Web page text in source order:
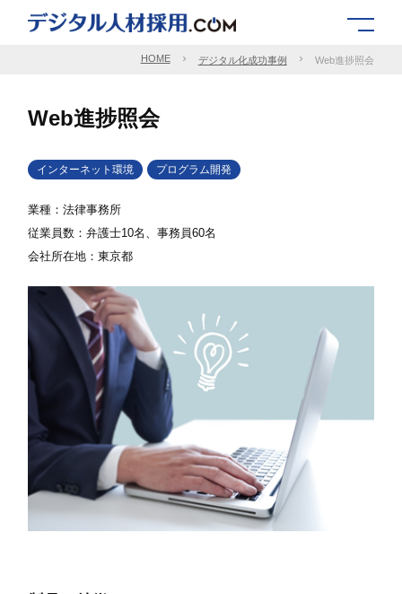
HOME デジタル化成功事例 Web進捗照会
Web進捗照会
インターネット環境 プログラム開発
業種：法律事務所
従業員数：弁護士10名、事務員60名
会社所在地：東京都